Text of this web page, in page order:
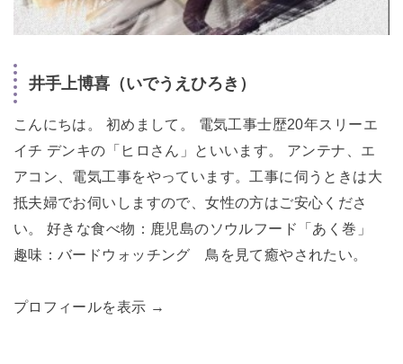
井手上博喜（いでうえひろき）
こんにちは。 初めまして。 電気工事士歴20年スリーエ
イチ デンキの「ヒロさん」といいます。 アンテナ、エ
アコン、電気工事をやっています。工事に伺うときは大
抵夫婦でお伺いしますので、女性の方はご安心くださ
い。 好きな食べ物：鹿児島のソウルフード「あく巻」
趣味：バードウォッチング 鳥を見て癒やされたい。
プロフィールを表示 →